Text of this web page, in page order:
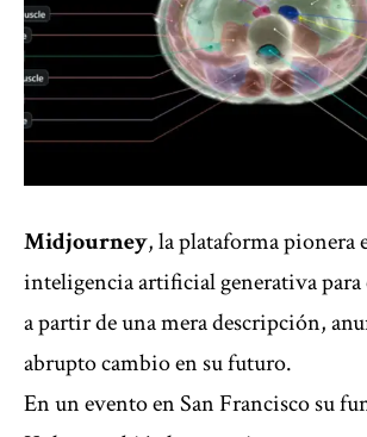
Midjourney, la plataforma pionera
inteligencia artificial generativa para
a partir de una mera descripción,
abrupto cambio en su futuro.
En un evento en San Francisco su